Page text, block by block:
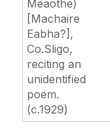
Meaothe)
[Machaire
Eabha?],
Co.Sligo,
reciting an
unidentified
poem.
(c.1929)